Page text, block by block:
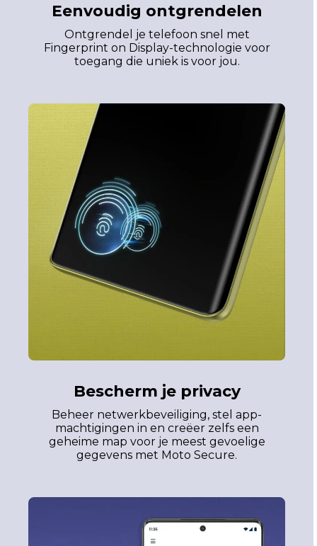
Eenvoudig ontgrendelen
Ontgrendel je telefoon snel met
Fingerprint on Display-technologie voor
toegang die uniek is voor jou.
Bescherm je privacy
Beheer netwerkbeveiliging, stel app-
machtigingen in en creëer zelfs een
geheime map voor je meest gevoelige
gegevens met Moto Secure.